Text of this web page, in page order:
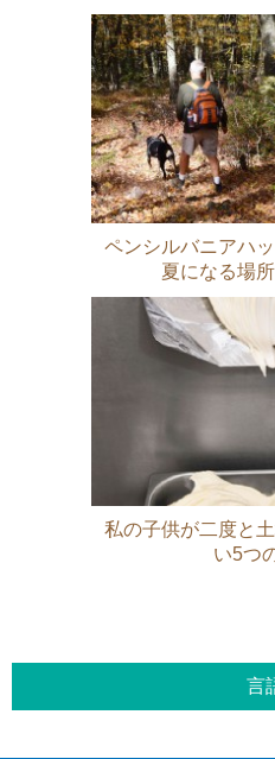
ペンシルバニアハ
夏になる場
私の子供が二度と
い5つ